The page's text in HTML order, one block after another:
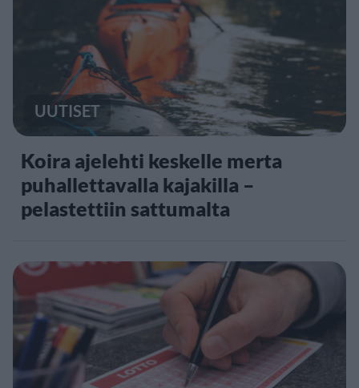
UUTISET
Koira ajelehti keskelle merta
puhallettavalla kajakilla –
pelastettiin sattumalta